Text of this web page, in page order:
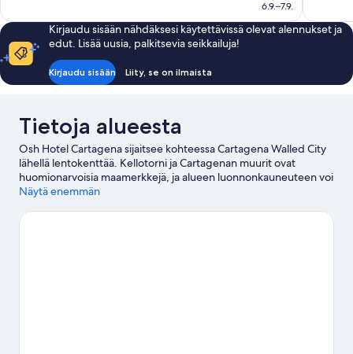
1 007
arvostelua
6.9.–7.9.
777
arvostelua
Kirjaudu sisään nähdäksesi käytettävissä olevat alennukset ja
edut. Lisää uusia, palkitsevia seikkailuja!
Kirjaudu sisään Liity, se on ilmaista
Tietoja alueesta
Osh Hotel Cartagena sijaitsee kohteessa Cartagena Walled City
lähellä lentokenttää. Kellotorni ja Cartagenan muurit ovat
huomionarvoisia maamerkkejä, ja alueen luonnonkauneuteen voi
tutustua kohteessa Bocagrande Beach (ranta). Haluatko
aikana? Tarkista kohteiden Jaime Moron Stadium (stadioni) ja
Näytä enemmän